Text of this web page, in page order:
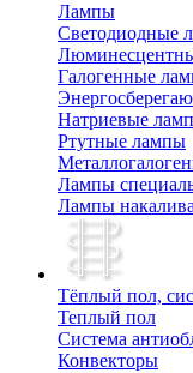
Лампы
Cветодиодные
Галогенные
Натриевые
Ртутные лампы
Лампы
Лампы
Тёплый пол,
Теплый пол
Система
Конвекторы